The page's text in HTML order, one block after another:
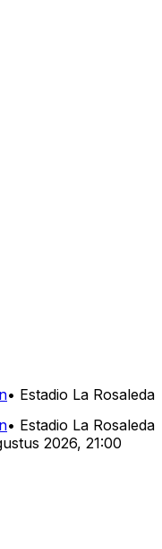
• Estadio La Rosaleda
• Estadio La Rosaleda
2026, 21:00